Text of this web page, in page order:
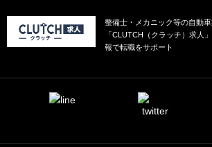
整備士・メカニック等の自動
「CLUTCH（クラッチ）求人
報で転職をサポート